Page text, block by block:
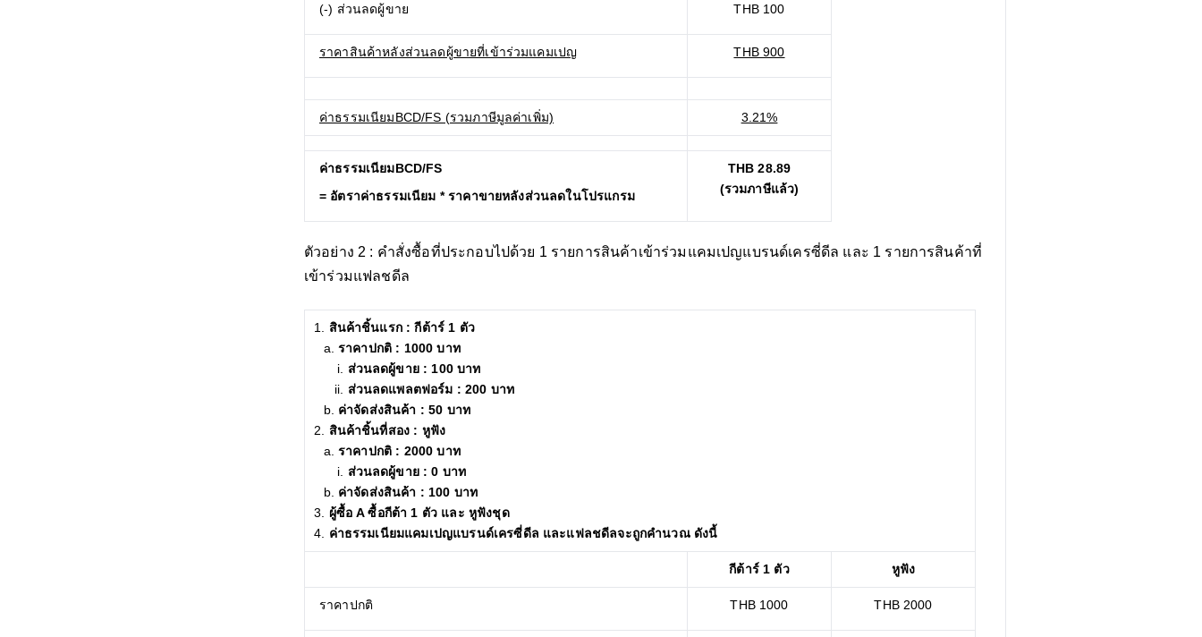
(-) ส่วนลดผู้ขาย THB 100
ราคาสินค้าหลังส่วนลดผู้ขายที่เข้าร่วมแคมเปญ THB 900
ค่าธรรมเนียมBCD/FS (รวมภาษีมูลค่าเพิ่ม) 3.21%
ค่าธรรมเนียมBCD/FS
= อัตราค่าธรรมเนียม * ราคาขายหลังส่วนลดในโปรแกรม
THB 28.89
(รวมภาษีแล้ว)
ตัวอย่าง 2 : คำสั่งซื้อที่ประกอบไปด้วย 1 รายการสินค้าเข้าร่วมแคมเปญแบรนด์เครซี่ดีล และ 1 รายการสินค้าที่
เข้าร่วมแฟลชดีล
สินค้าชิ้นแรก : กีต้าร์ 1 ตัว
ราคาปกติ : 1000 บาท
ส่วนลดผู้ขาย : 100 บาท
ส่วนลดแพลตฟอร์ม : 200 บาท
ค่าจัดส่งสินค้า : 50 บาท
สินค้าชิ้นที่สอง : หูฟัง
ราคาปกติ : 2000 บาท
ส่วนลดผู้ขาย : 0 บาท
ค่าจัดส่งสินค้า : 100 บาท
ผู้ซื้อ A ซื้อกีต้า 1 ตัว และ หูฟังชุด
ค่าธรรมเนียมแคมเปญแบรนด์เครซี่ดีล และแฟลชดีลจะถูกคำนวณ ดังนี้
กีต้าร์ 1 ตัว หูฟัง
ราคาปกติ THB 1000 THB 2000